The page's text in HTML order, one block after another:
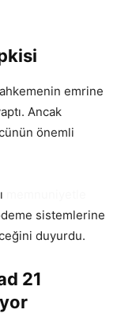
emrine
Ancak
önemli
sistemlerine
duyurdu.
21